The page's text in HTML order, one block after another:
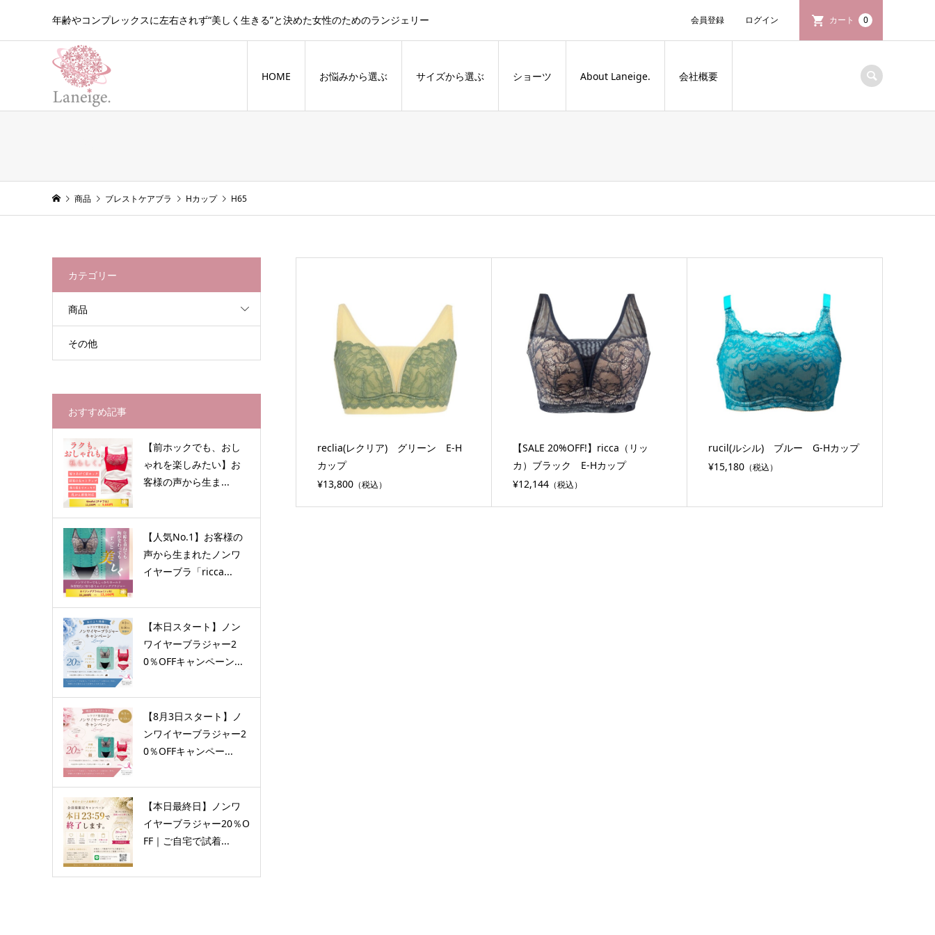
年齢やコンプレックスに左右されず“美しく生きる”と決めた女性のためのランジェリー 会員登録 ログイン カート 0
HOME お悩みから選ぶ サイズから選ぶ ショーツ About Laneige. 会社概要
商品 ブレストケアブラ Hカップ H65
reclia(レクリア) グリーン E-H
カップ
¥13,800（税込）
【SALE 20%OFF!】ricca（リッ
カ）ブラック E-Hカップ
¥12,144（税込）
rucil(ルシル) ブルー G-Hカップ
¥15,180 （税込）
カテゴリー
商品
その他
おすすめ記事
【前ホックでも、おし
ゃれを楽しみたい】お
客様の声から生ま...
【人気No.1】お客様の
声から生まれたノンワ
イヤーブラ「ricca...
【本日スタート】ノン
ワイヤーブラジャー2
0％OFFキャンペーン...
【8月3日スタート】ノ
ンワイヤーブラジャー2
0％OFFキャンペー...
【本日最終日】ノンワ
イヤーブラジャー20％O
FF｜ご自宅で試着...